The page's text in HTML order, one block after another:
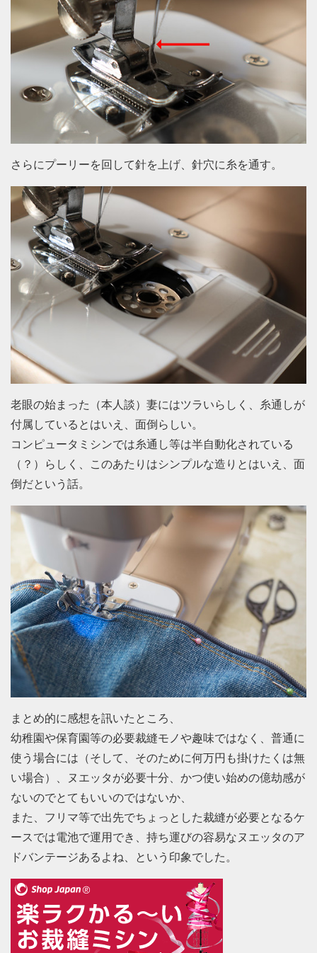
さらにプーリーを回して針を上げ、針穴に糸を通す。
老眼の始まった（本人談）妻にはツラいらしく、糸通しが
付属しているとはいえ、面倒らしい。
コンピュータミシンでは糸通し等は半自動化されている
（？）らしく、このあたりはシンプルな造りとはいえ、面
倒だという話。
まとめ的に感想を訊いたところ、
幼稚園や保育園等の必要裁縫モノや趣味ではなく、普通に
使う場合には（そして、そのために何万円も掛けたくは無
い場合）、ヌエッタが必要十分、かつ使い始めの億劫感が
ないのでとてもいいのではないか、
また、フリマ等で出先でちょっとした裁縫が必要となるケ
ースでは電池で運用でき、持ち運びの容易なヌエッタのア
ドバンテージあるよね、という印象でした。